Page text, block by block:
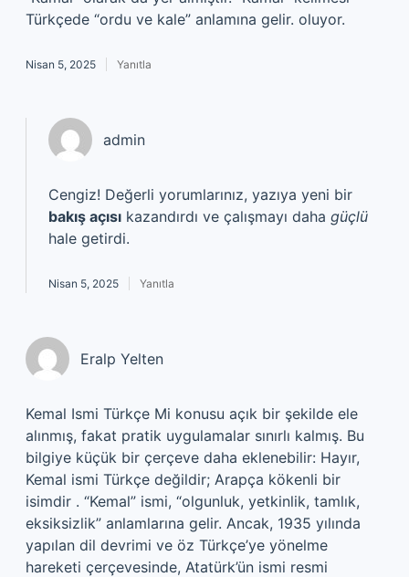
Türkçede “ordu ve kale” anlamına gelir. oluyor.
Nisan 5, 2025 Yanıtla
admin
Cengiz! Değerli yorumlarınız, yazıya yeni bir
bakış açısı kazandırdı ve çalışmayı daha güçlü
hale getirdi.
Nisan 5, 2025 Yanıtla
Eralp Yelten
Kemal Ismi Türkçe Mi konusu açık bir şekilde ele
alınmış, fakat pratik uygulamalar sınırlı kalmış. Bu
bilgiye küçük bir çerçeve daha eklenebilir: Hayır,
Kemal ismi Türkçe değildir; Arapça kökenli bir
isimdir . “Kemal” ismi, “olgunluk, yetkinlik, tamlık,
eksiksizlik” anlamlarına gelir. Ancak, 1935 yılında
yapılan dil devrimi ve öz Türkçe’ye yönelme
hareketi çerçevesinde, Atatürk’ün ismi resmi